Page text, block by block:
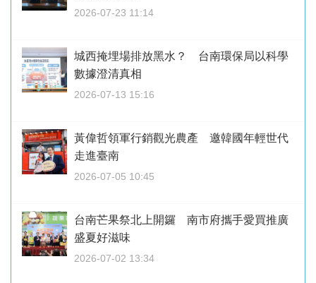
2026-07-23 11:14
城西掩埋場排放黑水？ 台南環保局以科學
數據澄清真相
2026-07-13 15:16
黃偉哲領軍行銷觀光農產 邀韓國年輕世代
走進臺南
2026-07-05 10:45
台南芒果祭北上開鑼 南市府攜手愛買推廣
盛夏好滋味
2026-07-02 13:34